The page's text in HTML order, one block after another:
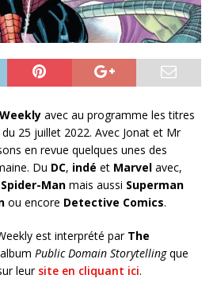
avec au programme les titres
25 juillet 2022. Avec Jonat et Mr
en revue quelques unes des
Du DC, indé et Marvel avec,
Man mais aussi Superman
ou encore Detective Comics.
est interprété par The
Public Domain Storytellingque
leur site en cliquant ici.